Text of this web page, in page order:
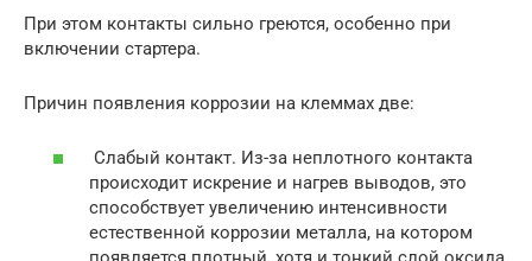
При этом контакты сильно греются, особенно при
включении стартера.
Причин появления коррозии на клеммах две:
Слабый контакт. Из-за неплотного контакта
происходит искрение и нагрев выводов, это
способствует увеличению интенсивности
естественной коррозии металла, на котором